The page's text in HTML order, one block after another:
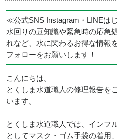
≪公式SNS Instagram・LINEは
水回りの豆知識や緊急時の応急
れなど、水に関わるお得な情報
フォローをお願いします！
こんにちは。
とくしま水道職人の修理報告を
います。
とくしま水道職人では、インフ
としてマスク・ゴム手袋の着用